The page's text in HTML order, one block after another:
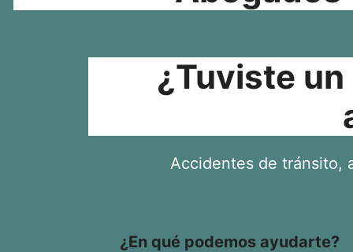
¿Tuviste
Accidentes de tránsito,
¿En qué podemos ayudarte?